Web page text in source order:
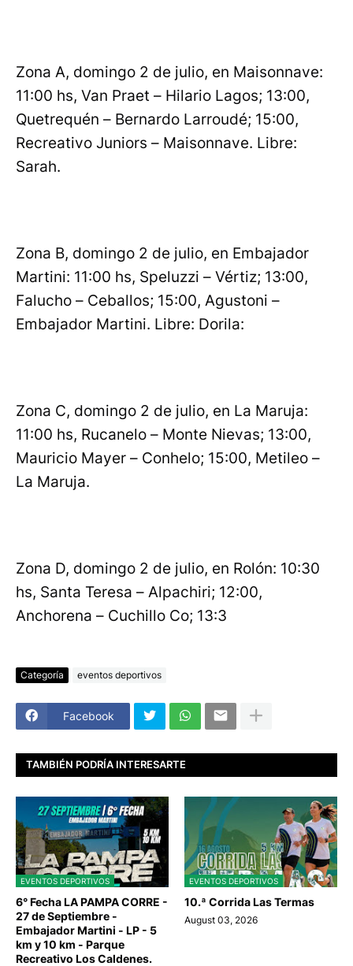
Zona A, domingo 2 de julio, en Maisonnave:
11:00 hs, Van Praet – Hilario Lagos; 13:00,
Quetrequén – Bernardo Larroudé; 15:00,
Recreativo Juniors – Maisonnave. Libre:
Sarah.
Zona B, domingo 2 de julio, en Embajador
Martini: 11:00 hs, Speluzzi – Vértiz; 13:00,
Falucho – Ceballos; 15:00, Agustoni –
Embajador Martini. Libre: Dorila:
Zona C, domingo 2 de julio, en La Maruja:
11:00 hs, Rucanelo – Monte Nievas; 13:00,
Mauricio Mayer – Conhelo; 15:00, Metileo –
La Maruja.
Zona D, domingo 2 de julio, en Rolón: 10:30
hs, Santa Teresa – Alpachiri; 12:00,
Anchorena – Cuchillo Co; 13:3
Categoría eventos deportivos
Facebook
TAMBIÉN PODRÍA INTERESARTE
EVENTOS DEPORTIVOS
6° Fecha LA PAMPA CORRE -
27 de Septiembre -
Embajador Martini - LP - 5
km y 10 km - Parque
Recreativo Los Caldenes.
EVENTOS DEPORTIVOS
10.ª Corrida Las Termas
August 03, 2026